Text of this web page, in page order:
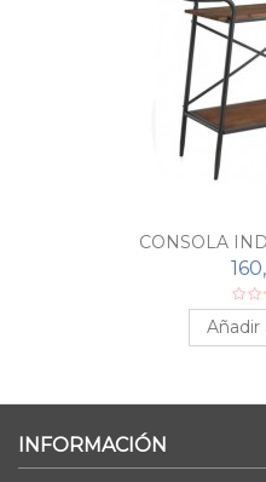
CONSOLA
Añadir
INFORMACIÓN